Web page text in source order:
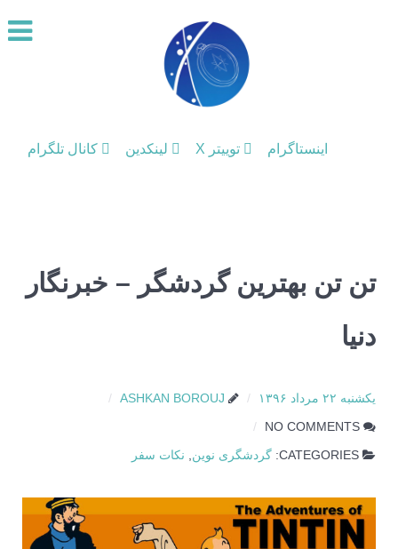
اینستاگرام توییتر X لینکدین کانال تلگرام
تن تن بهترین گردشگر – خبرنگار
دنیا
یکشنبه ۲۲ مرداد ۱۳۹۶ ASHKAN BOROUJ
NO COMMENTS
CATEGORIES: گردشگری نوین نکات سفر